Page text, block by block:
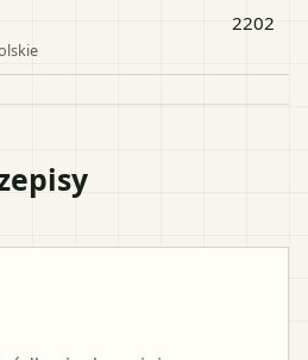
2202